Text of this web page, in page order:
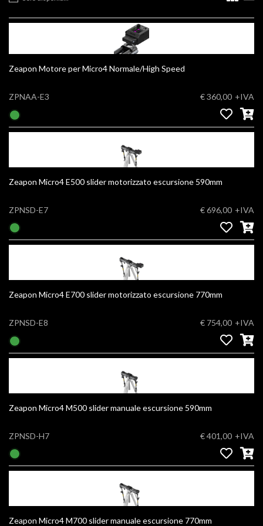
Zeapon Motore per Micro4 Normale/High Speed
ZPNAA-E3 € 360,00 +IVA
Zeapon Micro4 E500 slider motorizzato escursione 590mm
ZPNSD-E7 € 696,00 +IVA
Zeapon Micro4 E700 slider motorizzato escursione 770mm
ZPNSD-E8 € 754,00 +IVA
Zeapon Micro4 M500 slider manuale escursione 590mm
ZPNSD-H7 € 401,00 +IVA
Zeapon Micro4 M700 slider manuale escursione 770mm